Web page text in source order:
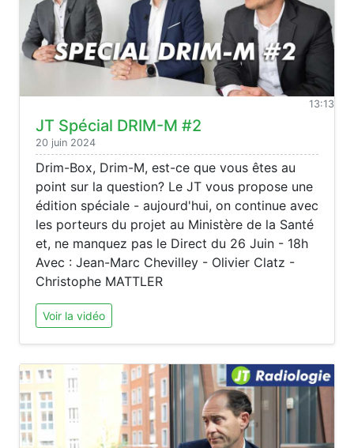
13:13
JT Spécial DRIM-M #2
20 juin 2024
Drim-Box, Drim-M, est-ce que vous êtes au
point sur la question? Le JT vous propose une
édition spéciale - aujourd'hui, on continue avec
les porteurs du projet au Ministère de la Santé
et, ne manquez pas le Direct du 26 Juin - 18h
Avec : Jean-Marc Chevilley - Olivier Clatz -
Christophe MATTLER
Voir la vidéo